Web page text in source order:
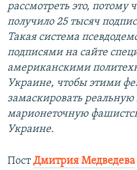
рассмотреть это, потому
получило 25 тысяч
Такая система
подписями на сайте
американскими
Украине, чтобы этими
замаскировать
марионеточную
Украине.
ПостДмитрия Медведева